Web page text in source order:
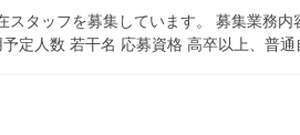
スタッフを募集しています。 募集業務
定人数 若干名 応募資格 高卒以上、普